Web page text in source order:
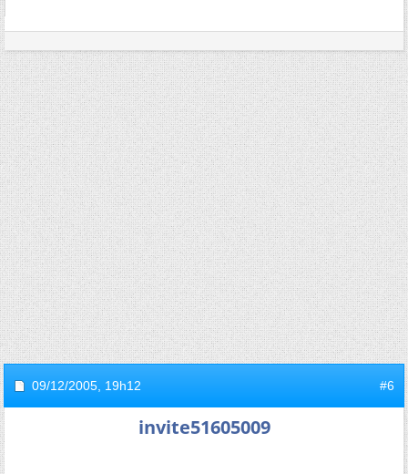
09/12/2005, 19h12 #6
invite51605009